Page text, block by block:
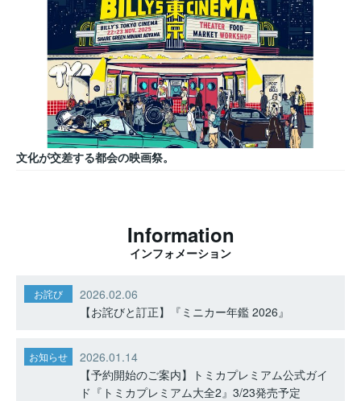
文化が交差する都会の映画祭。
Information
インフォメーション
お詫び
2026.02.06
【お詫びと訂正】『ミニカー年鑑 2026』
お知らせ
2026.01.14
【予約開始のご案内】トミカプレミアム公式ガイ
ド『トミカプレミアム大全2』3/23発売予定